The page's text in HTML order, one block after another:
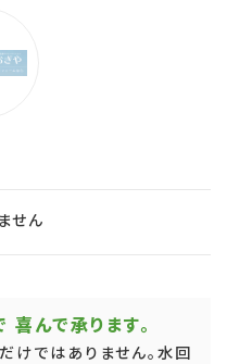
せん
んで承ります。
けではありません。水回